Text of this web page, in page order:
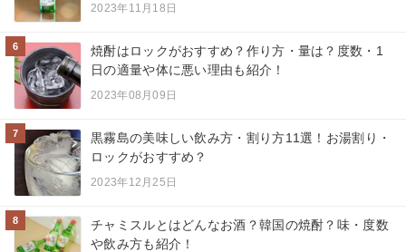
2023年11月18日
6
焼酎はロックがおすすめ？作り方・量は？度数・1
日の適量や体に悪い理由も紹介！
2023年08月09日
7
黒霧島の美味しい飲み方・割り方11選！お湯割り・
ロックがおすすめ？
2023年12月25日
8
チャミスルとはどんなお酒？韓国の焼酎？味・度数
や飲み方も紹介！